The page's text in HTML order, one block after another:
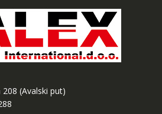
(Avalski put)